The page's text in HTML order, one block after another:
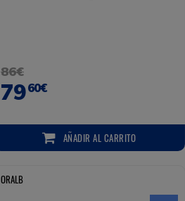
86€
7960€
AÑADIRAL CARRITO
ORALB